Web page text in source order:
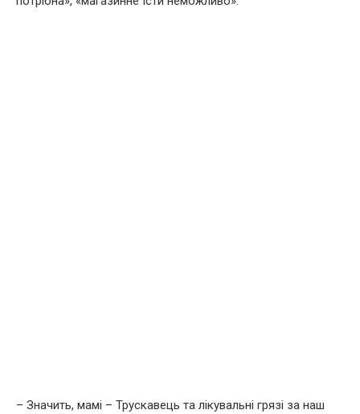
– Значить, мамі – Трускавець та лікувальні грязі за наш